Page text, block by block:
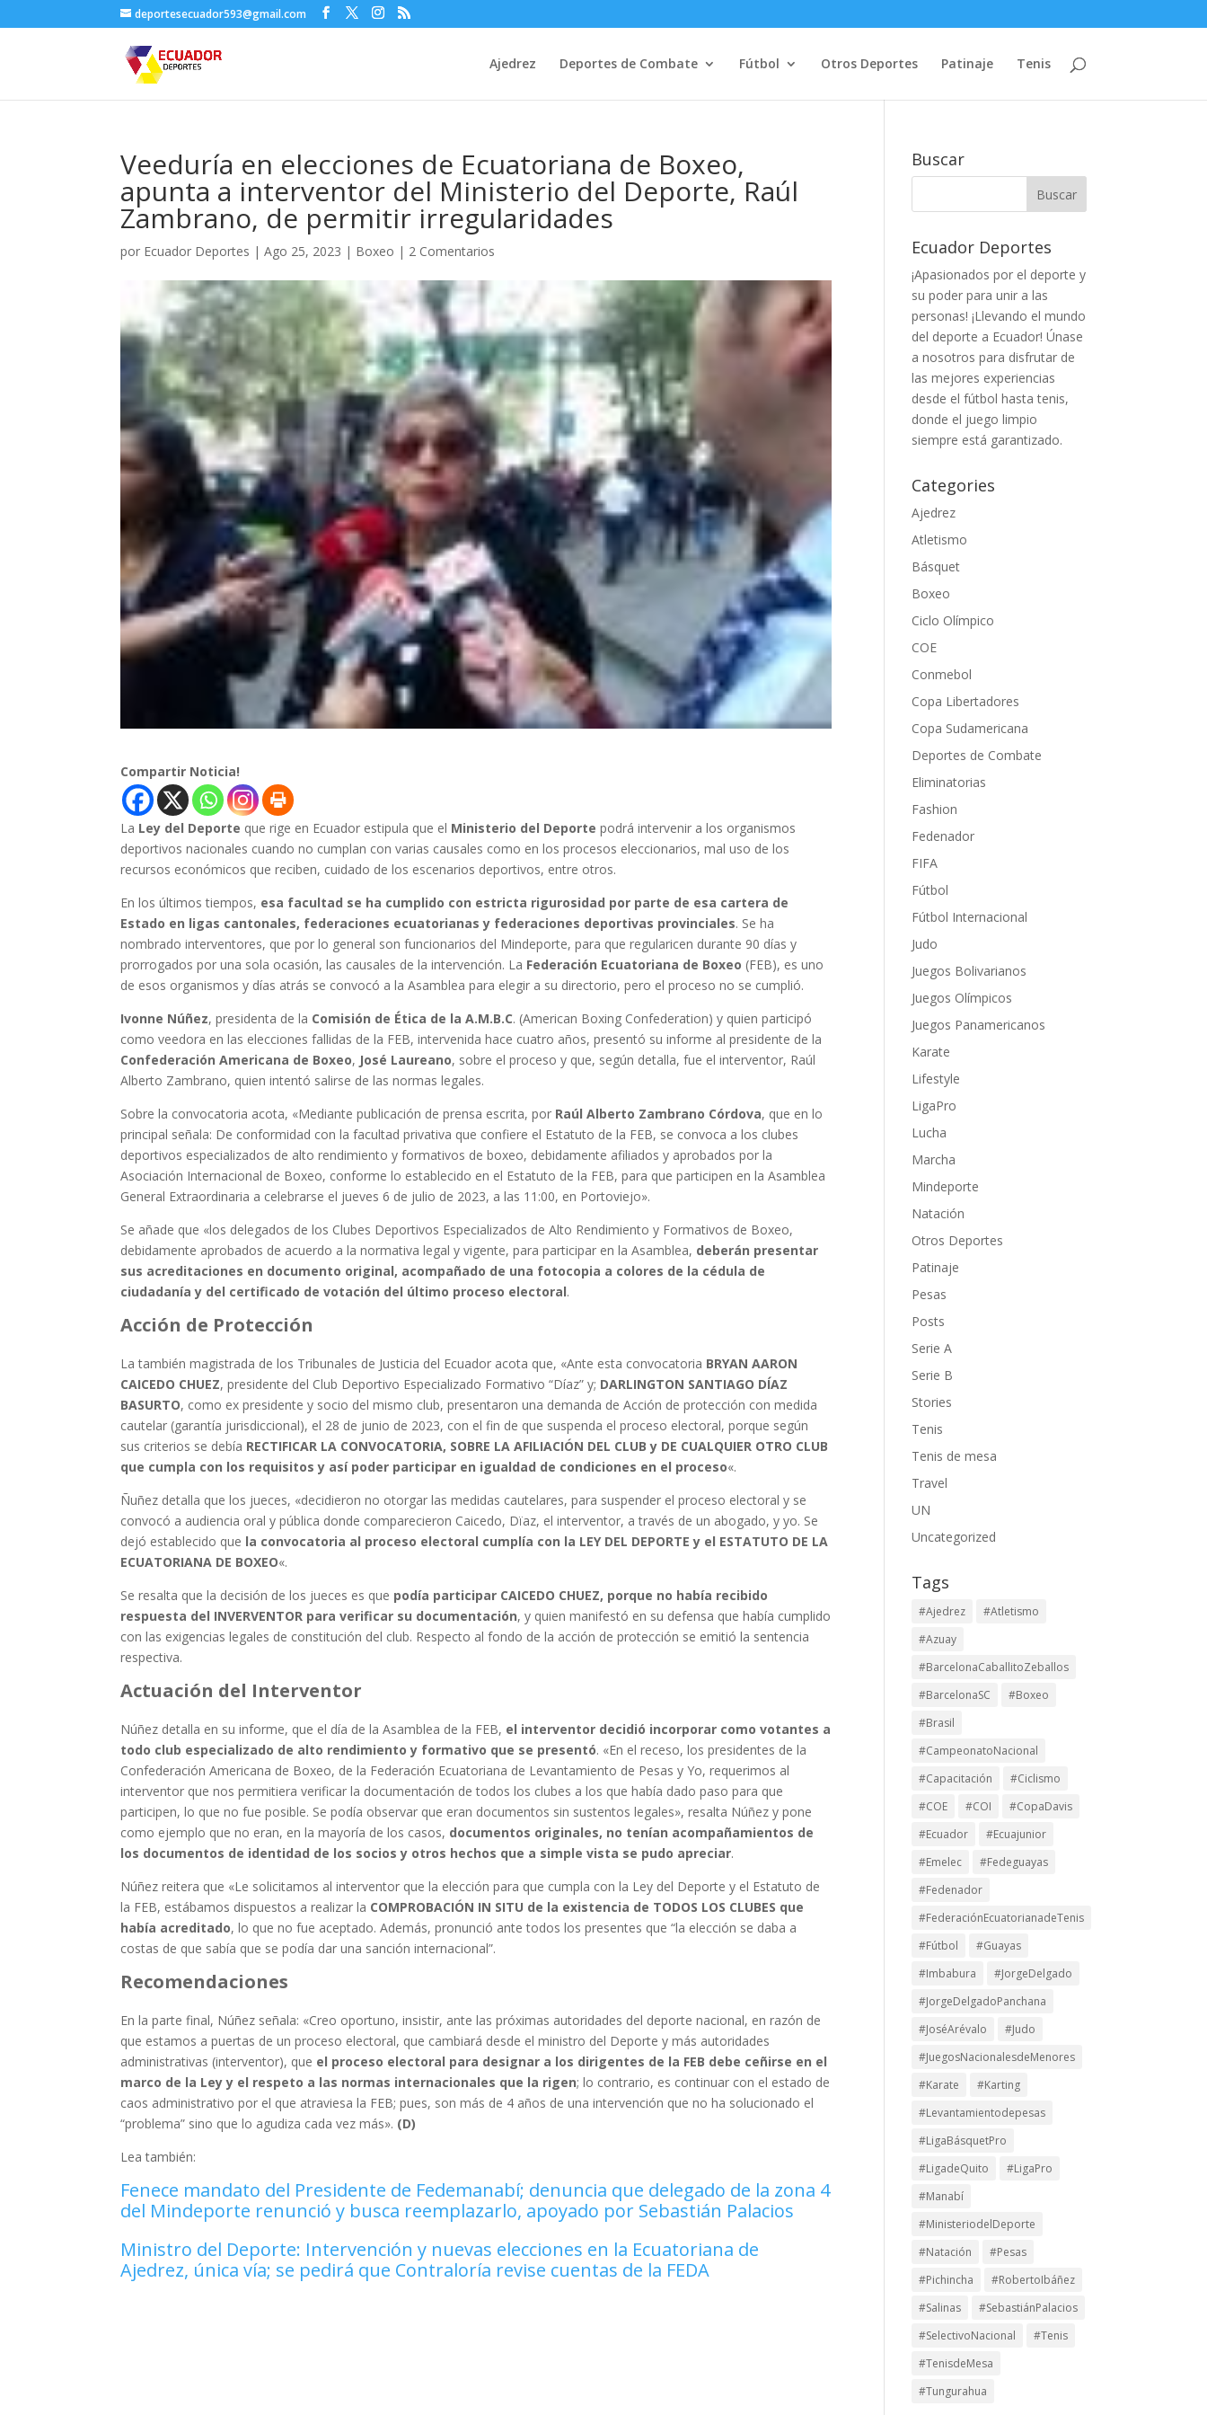
deportesecuador593@gmail.com
Ajedrez Deportes de Combate Fútbol Otros Deportes Patinaje Tenis
Veeduría en elecciones de Ecuatoriana de Boxeo,
apunta a interventor del Ministerio del Deporte, Raúl
Zambrano, de permitir irregularidades
por Ecuador Deportes |Ago 25, 2023 | Boxeo | 2 Comentarios
Compartir Noticia!
La Ley del Deporte que rige en Ecuador estipula que el Ministerio del Deporte podrá intervenir a los organismos
deportivos nacionales cuando no cumplan con varias causales como en los procesos eleccionarios, mal uso de los
recursos económicos que reciben, cuidado de los escenarios deportivos, entre otros.
En los últimos tiempos, esa facultad se ha cumplido con estricta rigurosidad por parte de esa cartera de
Estado en ligas cantonales, federaciones ecuatorianas y federaciones deportivas provinciales. Se ha
nombrado interventores, que por lo general son funcionarios del Mindeporte, para que regularicen durante 90 días y
prorrogados por una sola ocasión, las causales de la intervención. La Federación Ecuatoriana de Boxeo (FEB), es uno
de esos organismos y días atrás se convocó a la Asamblea para elegir a su directorio, pero el proceso no se cumplió.
Ivonne Núñez, presidenta de la Comisión de Ética de la A.M.B.C. (American Boxing Confederation) y quien participó
como veedora en las elecciones fallidas de la FEB, intervenida hace cuatro años, presentó su informe al presidente de la
Confederación Americana de Boxeo, José Laureano, sobre el proceso y que, según detalla, fue el interventor, Raúl
Alberto Zambrano, quien intentó salirse de las normas legales.
Sobre la convocatoria acota, «Mediante publicación de prensa escrita, por Raúl Alberto Zambrano Córdova, que en lo
principal señala: De conformidad con la facultad privativa que confiere el Estatuto de la FEB, se convoca a los clubes
deportivos especializados de alto rendimiento y formativos de boxeo, debidamente afiliados y aprobados por la
Asociación Internacional de Boxeo, conforme lo establecido en el Estatuto de la FEB, para que participen en la Asamblea
General Extraordinaria a celebrarse el jueves 6 de julio de 2023, a las 11:00, en Portoviejo».
Se añade que «los delegados de los Clubes Deportivos Especializados de Alto Rendimiento y Formativos de Boxeo,
debidamente aprobados de acuerdo a la normativa legal y vigente, para participar en la Asamblea, deberán presentar
sus acreditaciones en documento original, acompañado de una fotocopia a colores de la cédula de
ciudadanía y del certificado de votación del último proceso electoral.
Acción de Protección
La también magistrada de los Tribunales de Justicia del Ecuador acota que, «Ante esta convocatoria BRYAN AARON
CAICEDO CHUEZ, presidente del Club Deportivo Especializado Formativo “Díaz” y; DARLINGTON SANTIAGO DÍAZ
BASURTO, como ex presidente y socio del mismo club, presentaron una demanda de Acción de protección con medida
cautelar (garantía jurisdiccional), el 28 de junio de 2023, con el fin de que suspenda el proceso electoral, porque según
sus criterios se debía RECTIFICAR LA CONVOCATORIA, SOBRE LA AFILIACIÓN DEL CLUB y DE CUALQUIER OTRO CLUB
que cumpla con los requisitos y así poder participar en igualdad de condiciones en el proceso«.
Ñuñez detalla que los jueces, «decidieron no otorgar las medidas cautelares, para suspender el proceso electoral y se
convocó a audiencia oral y pública donde comparecieron Caicedo, Dïaz, el interventor, a través de un abogado, y yo. Se
dejó establecido que la convocatoria al proceso electoral cumplía con la LEY DEL DEPORTE y el ESTATUTO DE LA
ECUATORIANA DE BOXEO«.
Se resalta que la decisión de los jueces es que podía participar CAICEDO CHUEZ, porque no había recibido
respuesta del INVERVENTOR para verificar su documentación, y quien manifestó en su defensa que había cumplido
con las exigencias legales de constitución del club. Respecto al fondo de la acción de protección se emitió la sentencia
respectiva.
Actuación del Interventor
Núñez detalla en su informe, que el día de la Asamblea de la FEB, el interventor decidió incorporar como votantes a
todo club especializado de alto rendimiento y formativo que se presentó. «En el receso, los presidentes de la
Confederación Americana de Boxeo, de la Federación Ecuatoriana de Levantamiento de Pesas y Yo, requerimos al
interventor que nos permitiera verificar la documentación de todos los clubes a los que había dado paso para que
participen, lo que no fue posible. Se podía observar que eran documentos sin sustentos legales», resalta Núñez y pone
como ejemplo que no eran, en la mayoría de los casos, documentos originales, no tenían acompañamientos de
los documentos de identidad de los socios y otros hechos que a simple vista se pudo apreciar.
Núñez reitera que «Le solicitamos al interventor que la elección para que cumpla con la Ley del Deporte y el Estatuto de
la FEB, estábamos dispuestos a realizar la COMPROBACIÓN IN SITU de la existencia de TODOS LOS CLUBES que
había acreditado, lo que no fue aceptado. Además, pronunció ante todos los presentes que “la elección se daba a
costas de que sabía que se podía dar una sanción internacional”.
Recomendaciones
En la parte final, Núñez señala: «Creo oportuno, insistir, ante las próximas autoridades del deporte nacional, en razón de
que estamos a puertas de un proceso electoral, que cambiará desde el ministro del Deporte y más autoridades
administrativas (interventor), que el proceso electoral para designar a los dirigentes de la FEB debe ceñirse en el
marco de la Ley y el respeto a las normas internacionales que la rigen; lo contrario, es continuar con el estado de
caos administrativo por el que atraviesa la FEB; pues, son más de 4 años de una intervención que no ha solucionado el
“problema” sino que lo agudiza cada vez más». (D)
Lea también:
Fenece mandato del Presidente de Fedemanabí; denuncia que delegado de la zona 4
del Mindeporte renunció y busca reemplazarlo, apoyado por Sebastián Palacios
Ministro del Deporte: Intervención y nuevas elecciones en la Ecuatoriana de
Ajedrez, única vía; se pedirá que Contraloría revise cuentas de la FEDA
Buscar
Ecuador Deportes
¡Apasionados por el deporte y
su poder para unir a las
personas! ¡Llevando el mundo
del deporte a Ecuador! Únase
a nosotros para disfrutar de
las mejores experiencias
desde el fútbol hasta tenis,
donde el juego limpio
siempre está garantizado.
Categories
Ajedrez
Atletismo
Básquet
Boxeo
Ciclo Olímpico
COE
Conmebol
Copa Libertadores
Copa Sudamericana
Deportes de Combate
Eliminatorias
Fashion
Fedenador
FIFA
Fútbol
Fútbol Internacional
Judo
Juegos Bolivarianos
Juegos Olímpicos
Juegos Panamericanos
Karate
Lifestyle
LigaPro
Lucha
Marcha
Mindeporte
Natación
Otros Deportes
Patinaje
Pesas
Posts
Serie A
Serie B
Stories
Tenis
Tenis de mesa
Travel
UN
Uncategorized
Tags
#Ajedrez
#Atletismo
#Azuay
#BarcelonaCaballitoZeballos
#BarcelonaSC
#Boxeo
#Brasil
#CampeonatoNacional
#Capacitación
#Ciclismo
#COE
#COI
#CopaDavis
#Ecuador
#Ecuajunior
#Emelec
#Fedeguayas
#Fedenador
#FederaciónEcuatorianadeTenis
#Fútbol
#Guayas
#Imbabura
#JorgeDelgado
#JorgeDelgadoPanchana
#JoséArévalo
#Judo
#JuegosNacionalesdeMenores
#Karate
#Karting
#Levantamientodepesas
#LigaBásquetPro
#LigadeQuito
#LigaPro
#Manabí
#MinisteriodelDeporte
#Natación
#Pesas
#Pichincha
#RobertoIbáñez
#Salinas
#SebastiánPalacios
#SelectivoNacional
#Tenis
#TenisdeMesa
#Tungurahua